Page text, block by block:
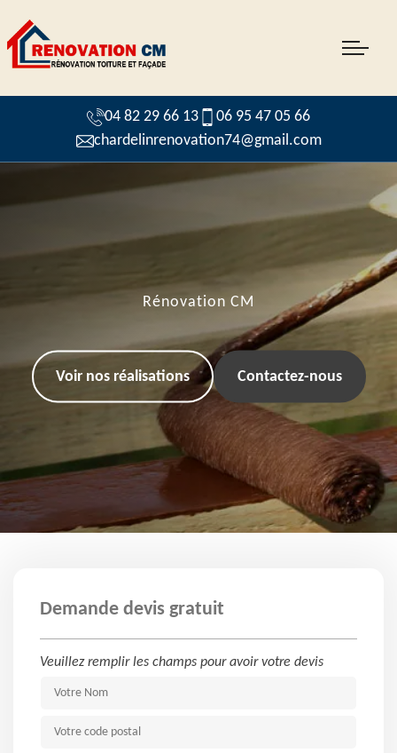
04 82 29 66 13
06 95 47 05 66
chardelinrenovation74@gmail.com
Rénovation CM
Voir nos réalisations Contactez-nous
Demande devis gratuit
Veuillez remplir les champs pour avoir votre devis